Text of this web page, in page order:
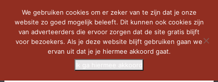
We gebruiken cookies om er zeker van te zijn dat je onze
website zo goed mogelijk beleeft. Dit kunnen ook cookies zijn
van adverteerders die ervoor zorgen dat de site gratis blijft
voor bezoekers. Als je deze website blijft gebruiken gaan we
ervan uit dat je je hiermee akkoord gaat.
Ik ga hiermee akkoord